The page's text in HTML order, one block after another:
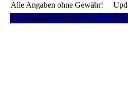
Alle Angaben ohne Gewähr!
© RKonline.de 1999-2022 R.